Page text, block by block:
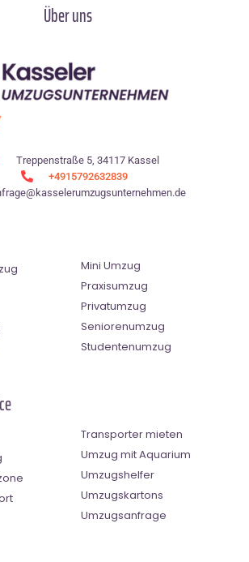
Über uns
Treppenstraße 5, 34117 Kassel
+4915792632839
Mini Umzug
Praxisumzug
Privatumzug
Seniorenumzug
Studentenumzug
Transporter mieten
Umzug mit Aquarium
Umzugshelfer
Umzugskartons
Umzugsanfrage